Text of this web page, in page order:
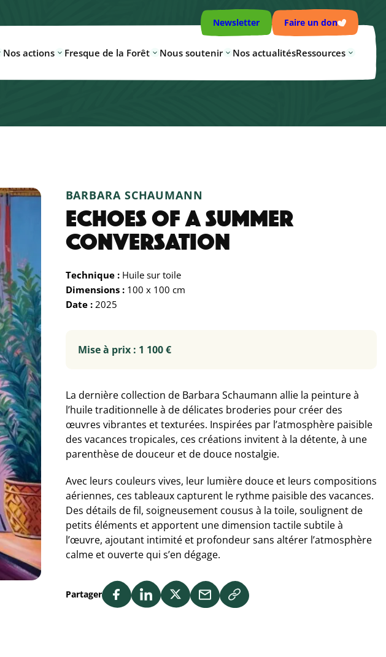
Nos actions Fresque de la Forêt Nous soutenir Nos actualitésRessources
Newsletter Faire un don
BARBARA SCHAUMANN
ECHOES OF A SUMMER
CONVERSATION
Technique :Huile sur toile
Dimensions :100 x 100 cm
Date :2025
Mise à prix : 1 100 €
La dernière collection de Barbara Schaumann allie la peinture à
l’huile traditionnelle à de délicates broderies pour créer des
œuvres vibrantes et texturées. Inspirées par l’atmosphère paisible
des vacances tropicales, ces créations invitent à la détente, à une
parenthèse de douceur et de douce nostalgie.
Avec leurs couleurs vives, leur lumière douce et leurs compositions
aériennes, ces tableaux capturent le rythme paisible des vacances.
Des détails de fil, soigneusement cousus à la toile, soulignent de
petits éléments et apportent une dimension tactile subtile à
l’œuvre, ajoutant intimité et profondeur sans altérer l’atmosphère
calme et ouverte qui s’en dégage.
Partager